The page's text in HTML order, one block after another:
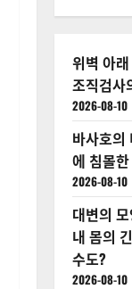
위벽 아
조직검사
2026-08-10
바사호의
에 침몰
2026-08-10
대변의
내 몸의
수도?
2026-08-10